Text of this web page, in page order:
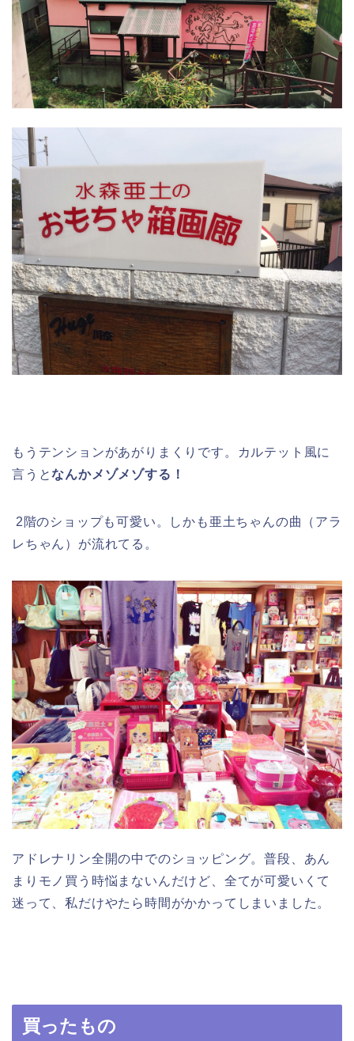
もうテンションがあがりまくりです。カルテット風に
言うとなんかメゾメゾする！
2階のショップも可愛い。しかも亜土ちゃんの曲（アラ
レちゃん）が流れてる。
アドレナリン全開の中でのショッピング。普段、あん
まりモノ買う時悩まないんだけど、全てが可愛いくて
迷って、私だけやたら時間がかかってしまいました。
買ったもの